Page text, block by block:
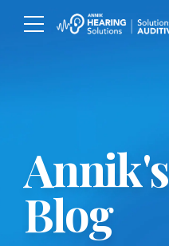
Annik's
Blog